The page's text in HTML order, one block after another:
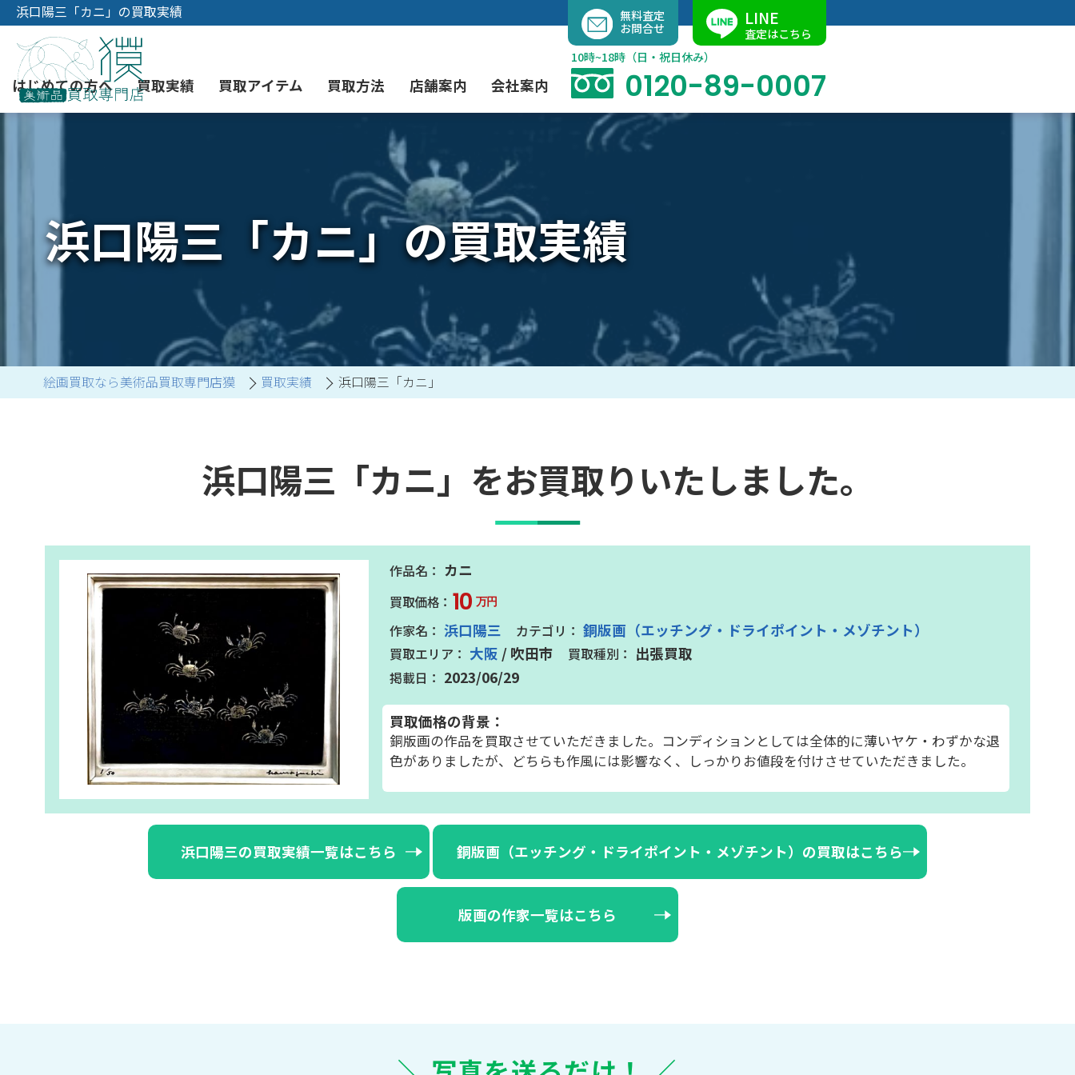
容
キ
ッ
浜口陽三「カニ」の買取実績
はじめての方へ
よくあるご質問
YOUTUBE instagram
買取実績 買取アイテム
現代アート買取
骨董品買取 茶道具買取
西洋アンティーク買取 彫刻・ブロンズ買取 美術品・古美術品買取
中国骨董品買取 工芸品買取 ジュエリー・ウォッチ買取
買取方法
出張買取（無料）
宅配・郵送買取 業者間オークション出品代行
店舗案内
大阪店
会社案内
当社の特徴
消費者志向自主宣言
無料査定
お問合せ
LINE
査定はこちら
10時~18時（日・祝日休み）
0120-89-0007
浜口陽三「カニ」の買取実績
絵画買取なら美術品買取専門店獏 買取実績 浜口陽三「カニ」
浜口陽三「カニ」をお買取りいたしました。
カニ
10 万円
浜口陽三
銅版画（エッチング・ドライポイント・メゾチント）
大阪 / 吹田市
出張買取
2023/06/29
買取価格の背景：
銅版画の作品を買取させていただきました。コンディションとしては全体的に薄いヤケ・わずかな退
色がありましたが、どちらも作風には影響なく、しっかりお値段を付けさせていただきました。
浜口陽三の買取実績一覧はこちら 銅版画（エッチング・ドライポイント・メゾチント）の買取はこちら
版画の作家一覧はこちら